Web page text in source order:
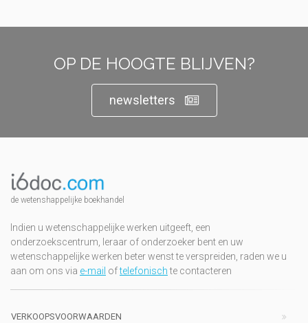
OP DE HOOGTE BLIJVEN?
newsletters
de wetenshappelijke boekhandel
Indien u wetenschappelijke werken uitgeeft, een
onderzoekscentrum, leraar of onderzoeker bent en uw
wetenschappelijke werken beter wenst te verspreiden, raden we u
aan om ons via e-mail oftelefonischte contacteren
VERKOOPSVOORWAARDEN